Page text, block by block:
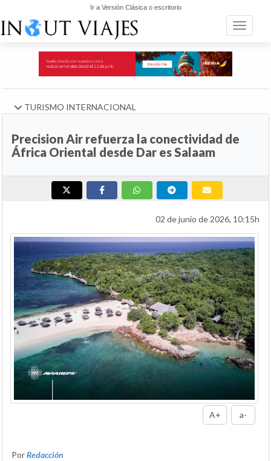
Ir a Versión Clásica o escritorio
Toggle
TURISMO INTERNACIONAL
Precision Air refuerza la conectividad de
África Oriental desde Dar es Salaam
02 de junio de 2026, 10:15h
A+ a-
PorRedacción